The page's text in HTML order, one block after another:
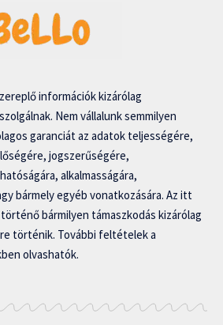
információk kizárólag
Nem vállalunk semmilyen
garanciát az adatok teljességére,
jogszerűségére,
alkalmasságára,
bármely egyéb vonatkozására. Az itt
bármilyen támaszkodás kizárólag
történik. További feltételek a
olvashatók.